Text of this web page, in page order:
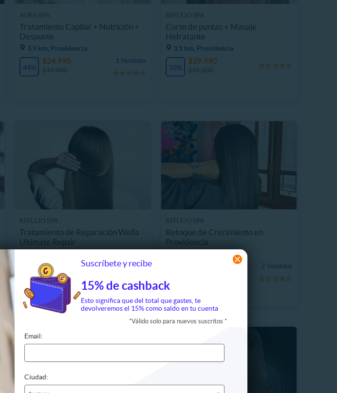
Suscríbete y recibe
15% de cashback
Esto significa que del total que gastes, te
devolveremos el 15% como saldo en tu cuenta
*Válido solo para nuevos suscritos *
Email:
Ciudad:
Tratamiento Capilar + Nutrición +
Despunte
3.9 km, Providencia
44%
1 Vendidos
$24.990
Corte de puntas + Masaje
Hidratante
3.1 km, Providencia
33%
$29.990
Tratamiento de Reparación Wella
Ultimate Repair
$35.990
$55.000
Retoque de Crecimiento en
Providencia
2 Vendidos